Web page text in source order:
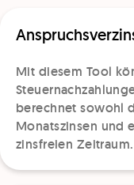
Mit diesem Tool
berechnet sowohl
Monatszinsen und
zinsfreien Zeitraum.